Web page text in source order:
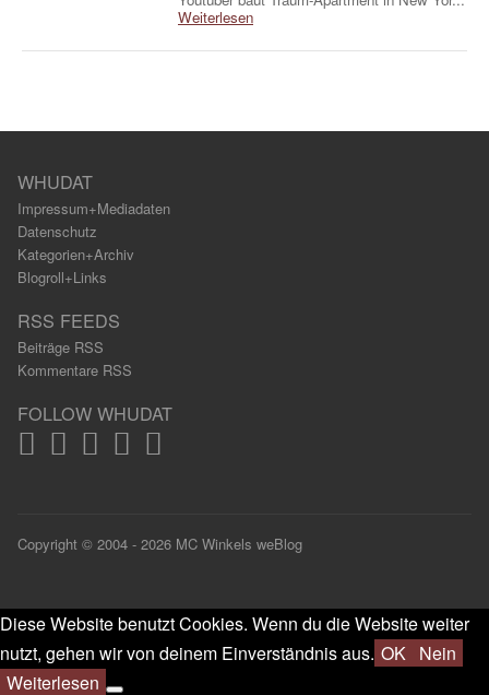
Weiterlesen
WHUDAT
Impressum+Mediadaten
Datenschutz
Kategorien+Archiv
Blogroll+Links
RSS FEEDS
Beiträge RSS
Kommentare RSS
FOLLOW WHUDAT
Copyright © 2004 - 2026 MC Winkels weBlog
Diese Website benutzt Cookies. Wenn du die Website weiter
nutzt, gehen wir von deinem Einverständnis aus. OK Nein
Weiterlesen